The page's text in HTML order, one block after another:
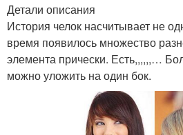
Детали описания
История челок насчитывает не
время появилось множество
элемента прически. Есть,,,,,,…
можно уложить на один бок.